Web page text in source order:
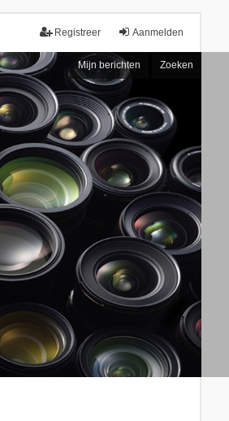
Aanmelden
Registreer
Mijn berichten Zoeken